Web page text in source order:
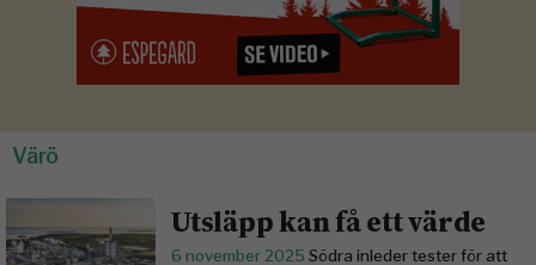
Värö
Utsläpp kan få ett värde
6 november 2025 Södra inleder tester för att